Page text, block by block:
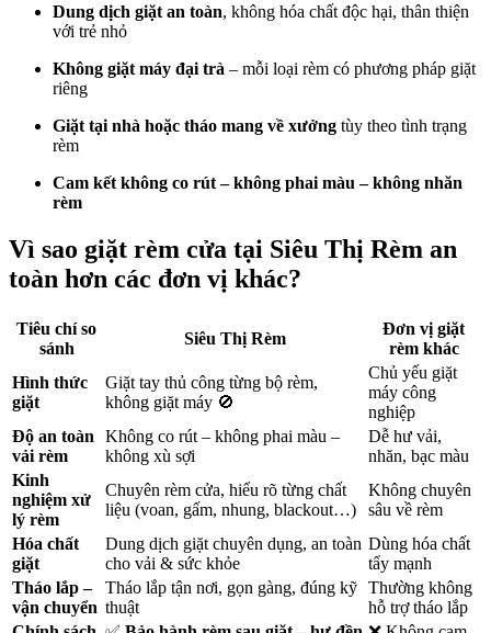
Dung dịch giặt an toàn, không hóa chất độc hại, thân thiện
với trẻ nhỏ
Không giặt máy đại trà – mỗi loại rèm có phương pháp giặt
riêng
Giặt tại nhà hoặc tháo mang về xưởng tùy theo tình trạng
rèm
Cam kết không co rút – không phai màu – không nhăn
rèm
Vì sao giặt rèm cửa tại Siêu Thị Rèm an
toàn hơn các đơn vị khác?
Tiêu chí so
sánh
Siêu Thị Rèm
Đơn vị giặt
rèm khác
Hình thức
giặt
Giặt tay thủ công từng bộ rèm,
không giặt máy 🚫
Chủ yếu giặt
máy công
nghiệp
Độ an toàn
vải rèm
Không co rút – không phai màu –
không xù sợi
Dễ hư vải,
nhăn, bạc màu
Kinh
nghiệm xử
lý rèm
Chuyên rèm cửa, hiểu rõ từng chất
liệu (voan, gấm, nhung, blackout…)
Không chuyên
sâu về rèm
Hóa chất
giặt
Dung dịch giặt chuyên dụng, an toàn
cho vải & sức khỏe
Dùng hóa chất
tẩy mạnh
Tháo lắp –
vận chuyển
Tháo lắp tận nơi, gọn gàng, đúng kỹ
thuật
Thường không
hỗ trợ tháo lắp